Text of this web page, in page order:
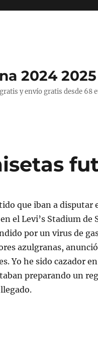
2024
y envío gratis desde
que iban a disputar
el Levi’s Stadium de
por un virus de
azulgranas,
Yo he sido cazador
preparando un